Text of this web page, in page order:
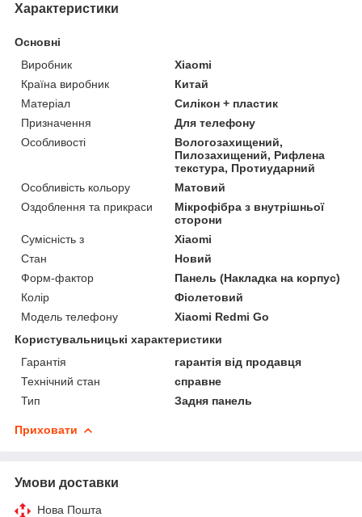
Характеристики
Основні
Виробник
Xiaomi
Країна виробник
Китай
Матеріал
Силікон + пластик
Призначення
Для телефону
Особливості
Вологозахищений,
Пилозахищений, Рифлена
текстура, Протиударний
Особливість кольору
Матовий
Оздоблення та прикраси
Мікрофібра з внутрішньої
сторони
Сумісність з
Xiaomi
Стан
Новий
Форм-фактор
Панель (Накладка на корпус)
Колір
Фіолетовий
Модель телефону
Xiaomi Redmi Go
Користувальницькі характеристики
Гарантія
гарантія від продавця
Технічний стан
справне
Тип
Задня панель
Приховати
Умови доставки
Нова Пошта